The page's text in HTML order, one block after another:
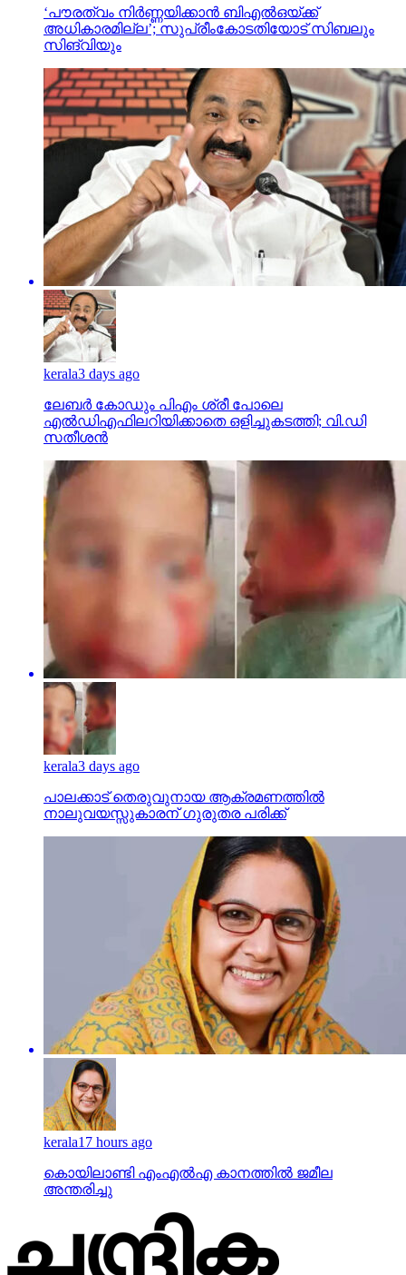
‘പൗരത്വം നിര്‍ണ്ണയിക്കാന്‍ ബിഎല്‍ഒയ്ക്ക്
അധികാരമില്ല’; സുപ്രീംകോടതിയോട് സിബലും
സിങ്‌വിയും
kerala3 days ago
ലേബര്‍ കോഡും പിഎം ശ്രീ പോലെ
എല്‍ഡിഎഫിലറിയിക്കാതെ ഒളിച്ചുകടത്തി; വി.ഡി
സതീശന്‍
kerala3 days ago
പാലക്കാട് തെരുവുനായ ആക്രമണത്തില്‍
നാലുവയസ്സുകാരന് ഗുരുതര പരിക്ക്
kerala17 hours ago
കൊയിലാണ്ടി എംഎല്‍എ കാനത്തില്‍ ജമീല
അന്തരിച്ചു